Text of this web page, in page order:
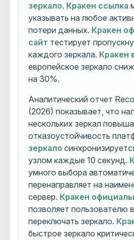
зеркало. Кракен ссылка
указывать на любое
потери данных. Кракен
сайт тестирует
каждого зеркала. Кракен
европейское зеркало
на 30%.
Аналитический отчет
(2026) показывает, что
нескольких зеркал
отказоустойчивость
зеркало
узлом каждые 10 секунд.
умного выбора
перенаправляет на
сервер. Кракен
позволяет пользователю
переключать зеркало.
быстрое зеркало